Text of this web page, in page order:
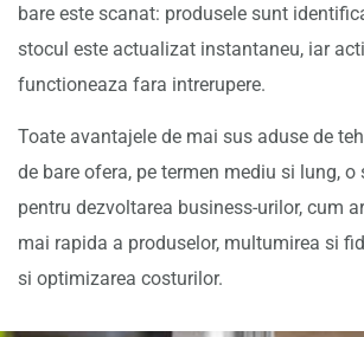
bare este scanat: produsele sunt
stocul este actualizat instantaneu, iar
functioneaza fara intrerupere.
Toate avantajele de mai sus aduse de
de bare ofera, pe termen mediu si lung, o
pentru dezvoltarea business-urilor, cum
mai rapida a produselor, multumirea si
si optimizarea costurilor.